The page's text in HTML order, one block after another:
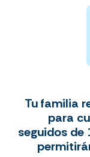
Tu familia
para
seguidos de